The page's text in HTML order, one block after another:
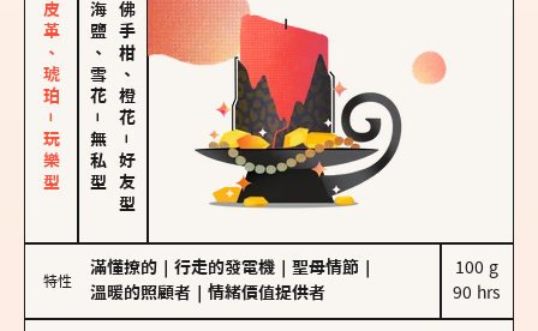
皮革、琥珀－玩樂型 海鹽、雪花
－
無私型
佛手柑、橙花
－
好友型
特性
滿懂撩的 行走的發電機 聖母情節
溫暖的照顧者
情緒價值提供者
100 g
90 hrs